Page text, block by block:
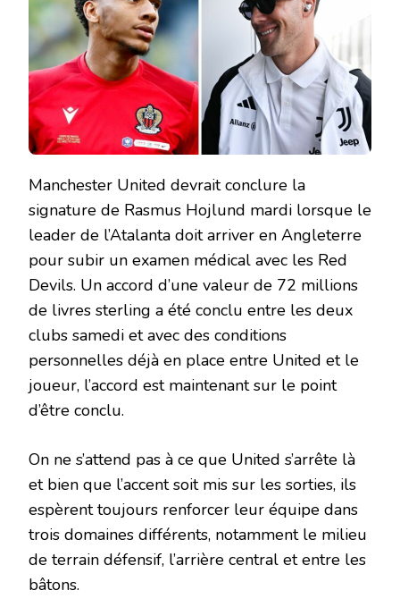
Manchester United devrait conclure la
signature de Rasmus Hojlund mardi lorsque le
leader de l’Atalanta doit arriver en Angleterre
pour subir un examen médical avec les Red
Devils. Un accord d’une valeur de 72 millions
de livres sterling a été conclu entre les deux
clubs samedi et avec des conditions
personnelles déjà en place entre United et le
joueur, l’accord est maintenant sur le point
d’être conclu.
On ne s’attend pas à ce que United s’arrête là
et bien que l’accent soit mis sur les sorties, ils
espèrent toujours renforcer leur équipe dans
trois domaines différents, notamment le milieu
de terrain défensif, l’arrière central et entre les
bâtons.